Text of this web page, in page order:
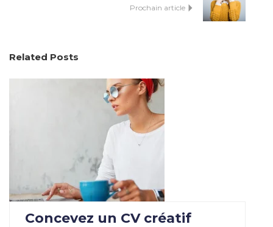
Prochain article
Related Posts
Concevez un CV créatif